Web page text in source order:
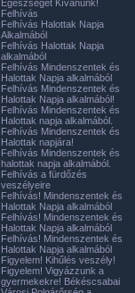
Egészséget Kívánunk!
Felhívás
Felhívás Halottak Napja
Alkalmából
Felhívás Halottak Napja
alkalmából
Felhívás Mindenszentek és
Halottak Napja alkalmából
Felhívás Mindenszentek és
Halottak Napja alkalmából!
Felhívás Mindenszentek és
Halottak napja alkalmából.
Felhívás Mindenszentek és
Halottak napjára!
Felhívás Mindenszentek és
halottak napja alkalmából.
Felhívás a fürdőzés
veszélyeire
Felhívás! Mindenszentek és
Halottak Napja alkalmából
Felhívás! Mindenszentek és
Halottak Napja alkalmából
Felhívás! Mindenszentek és
Halottak Napja alkalmából
Figyelem! Kihűlés veszély!
Figyelem! Vigyázzunk a
gyermekekre! Békéscsabai